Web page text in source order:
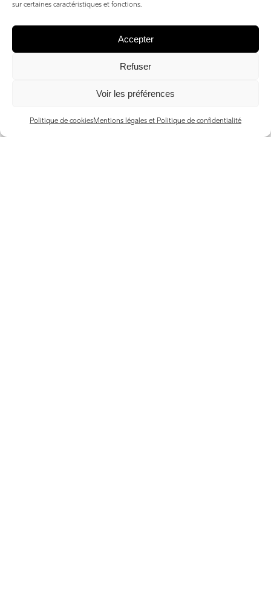
sur certaines caractéristiques et fonctions.
Accepter
Refuser
Voir les préférences
Politique de cookiesMentions légales et Politique de confidentialité